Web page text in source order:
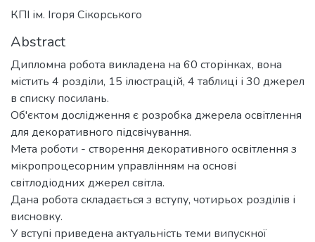
КПІ ім. Ігоря Сікорського
Abstract
Дипломна робота викладена на 60 сторінках, вона
містить 4 розділи, 15 ілюстрацій, 4 таблиці і 30 джерел
в списку посилань.
Об'єктом дослідження є розробка джерела освітлення
для декоративного підсвічування.
Мета роботи - створення декоративного освітлення з
мікропроцесорним управлінням на основі
світлодіодних джерел світла.
Дана робота складається з вступу, чотирьох розділів і
висновку.
У вступі приведена актуальність теми випускної